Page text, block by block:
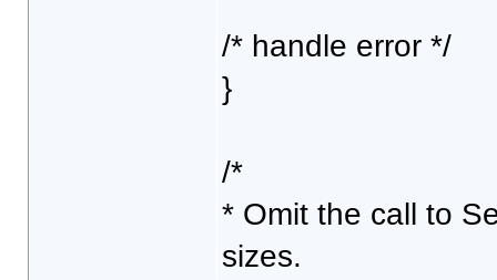
/* handle error */
}
/*
* Omit the call to
sizes.